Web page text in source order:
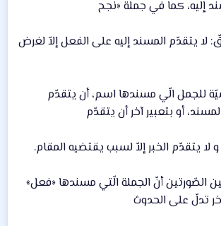
إليه، كما في جملة «نجح
لا يتقدّم المسند إليه على الفعل إلاّ لغرض
للجمل الّي مسندها اسم، أن يتقدّم
أو بتعبير آخر أن يتقدّم
و لا يتقدّم الخبر إلاّ لسبب يقتضيه المقام.
الصّورتين أنّ الجملة الّتي مسندها «فعل»
تدلّ على الحدوث